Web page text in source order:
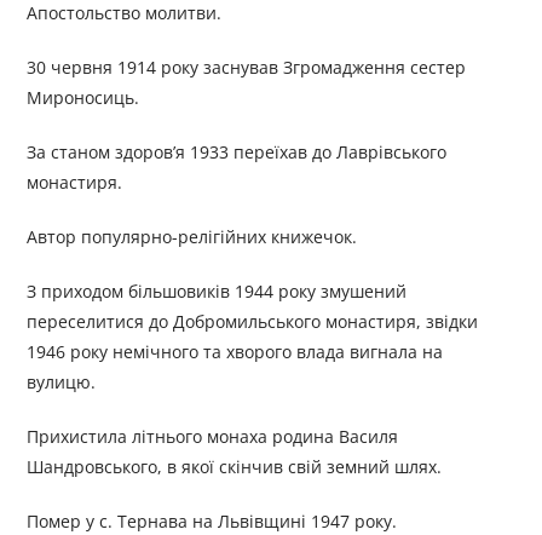
Апостольство молитви.
30 червня 1914 року заснував Згромадження сестер
Мироносиць.
За станом здоров’я 1933 переїхав до Лаврівського
монастиря.
Автор популярно-релігійних книжечок.
З приходом більшовиків 1944 року змушений
переселитися до Добромильського монастиря, звідки
1946 року немічного та хворого влада вигнала на
вулицю.
Прихистила літнього монаха родина Василя
Шандровського, в якої скінчив свій земний шлях.
Помер у с. Тернава на Львівщині 1947 року.